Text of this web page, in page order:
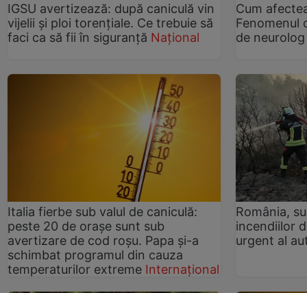
IGSU avertizează: după caniculă vin
vijelii și ploi torențiale. Ce trebuie să
faci ca să fii în siguranță Național
Cum
Fenomenul
de neurolog
Italia fierbe sub valul de caniculă:
peste 20 de orașe sunt sub
avertizare de cod roșu. Papa și-a
schimbat programul din cauza
temperaturilor extreme Internațional
România,
incendiilor
urgent al